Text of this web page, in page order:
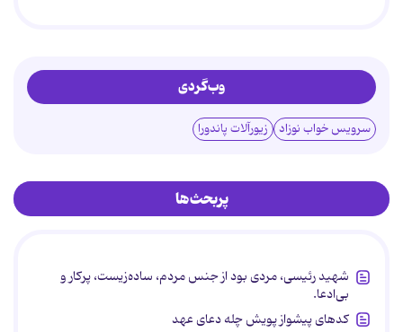
وب‌گردی
سرویس خواب نوزاد زیورآلات پاندورا
پربحث‌ها
شهید رئیسی، مردی بود از جنس مردم، ساده‌زیست، پرکار و
بی‌ادعا.
کدهای پیشواز پویش چله دعای عهد